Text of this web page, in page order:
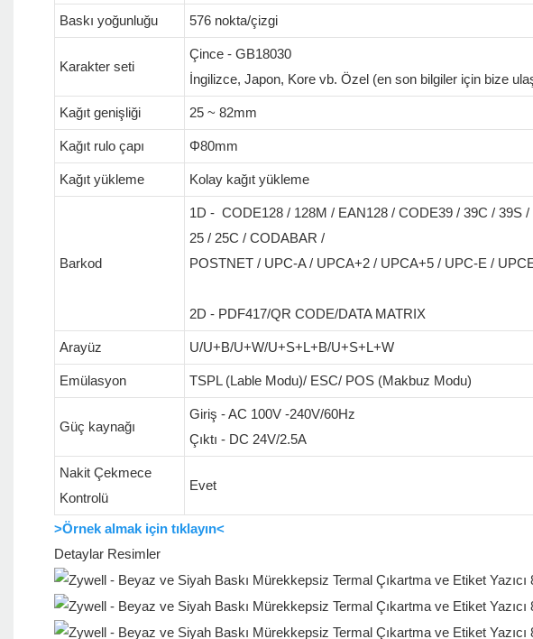
Baskı yoğunluğu 576 nokta/çizgi
Karakter seti
Çince - GB18030
İngilizce, Japon, Kore vb. Özel (en son bilgiler için bize
Kağıt genişliği 25 ~ 82mm
Kağıt rulo çapı Φ80mm
Kağıt yükleme Kolay kağıt yükleme
Barkod
1D - CODE128 / 128M / EAN128 / CODE39 / 39C / 39S
25 / 25C / CODABAR /
POSTNET / UPC-A / UPCA+2 / UPCA+5 / UPC-E /
2D - PDF417/QR CODE/DATA MATRIX
Arayüz U/U+B/U+W/U+S+L+B/U+S+L+W
Emülasyon TSPL (Lable Modu)/ ESC/ POS (Makbuz Modu)
Güç kaynağı
Giriş - AC 100V -240V/60Hz
Çıktı - DC 24V/2.5A
Nakit Çekmece
Kontrolü
Evet
>Örnek almak için tıklayın<
Detaylar Resimler